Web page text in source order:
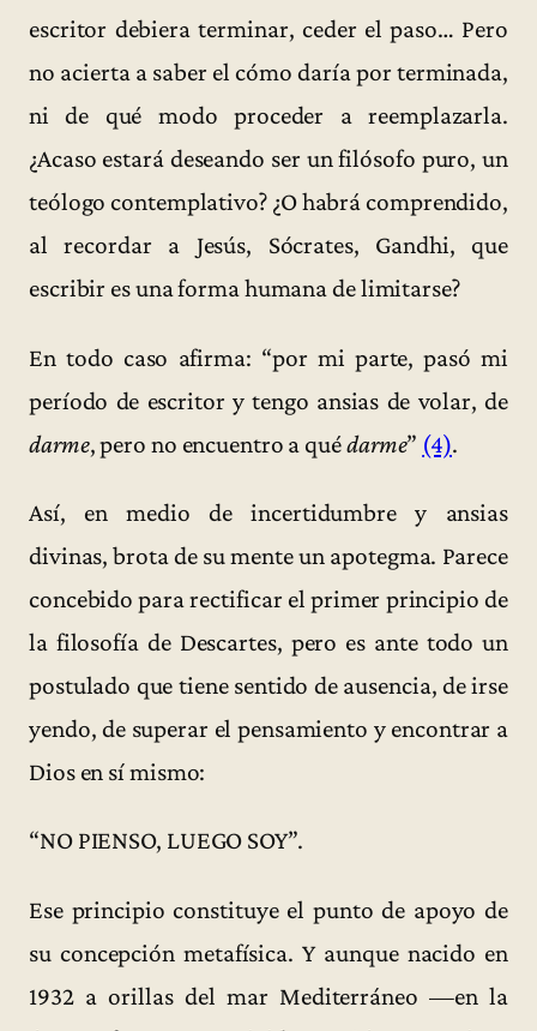
escritor debiera terminar, ceder el paso… Pero
no acierta a saber el cómo daría por terminada,
ni de qué modo proceder a reemplazarla.
¿Acaso estará deseando ser un filósofo puro, un
teólogo contemplativo? ¿O habrá comprendido,
al recordar a Jesús, Sócrates, Gandhi, que
escribir es una forma humana de limitarse?
En todo caso afirma: “por mi parte, pasó mi
período de escritor y tengo ansias de volar, de
darme, pero no encuentro a quédarme” (4).
Así, en medio de incertidumbre y ansias
divinas, brota de su mente un apotegma. Parece
concebido para rectificar el primer principio de
la filosofía de Descartes, pero es ante todo un
postulado que tiene sentido de ausencia, de irse
yendo, de superar el pensamiento y encontrar a
Dios en sí mismo:
“NO PIENSO, LUEGO SOY”.
Ese principio constituye el punto de apoyo de
su concepción metafísica. Y aunque nacido en
1932 a orillas del mar Mediterráneo —en la